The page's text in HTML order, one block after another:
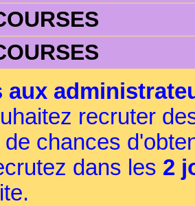
aux
recruter
chances
dans les 2